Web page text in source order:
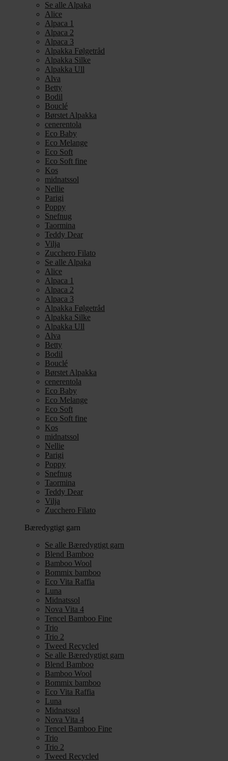
Se alle Alpaka
Alice
Alpaca 1
Alpaca 2
Alpaca 3
Alpakka Følgetråd
Alpakka Silke
Alpakka Ull
Alva
Betty
Bodil
Bouclé
Børstet Alpakka
cenerentola
Eco Baby
Eco Melange
Eco Soft
Eco Soft fine
Kos
midnatssol
Nellie
Parigi
Poppy
Snefnug
Taormina
Teddy Dear
Vilja
Zucchero Filato
Se alle Alpaka
Alice
Alpaca 1
Alpaca 2
Alpaca 3
Alpakka Følgetråd
Alpakka Silke
Alpakka Ull
Alva
Betty
Bodil
Bouclé
Børstet Alpakka
cenerentola
Eco Baby
Eco Melange
Eco Soft
Eco Soft fine
Kos
midnatssol
Nellie
Parigi
Poppy
Snefnug
Taormina
Teddy Dear
Vilja
Zucchero Filato
Bæredygtigt garn
Se alle Bæredygtigt garn
Blend Bamboo
Bamboo Wool
Bommix bamboo
Eco Vita Raffia
Luna
Midnatssol
Nova Vita 4
Tencel Bamboo Fine
Trio
Trio 2
Tweed Recycled
Se alle Bæredygtigt garn
Blend Bamboo
Bamboo Wool
Bommix bamboo
Eco Vita Raffia
Luna
Midnatssol
Nova Vita 4
Tencel Bamboo Fine
Trio
Trio 2
Tweed Recycled